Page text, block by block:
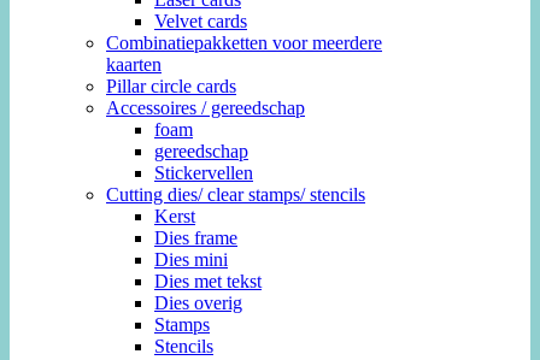
Velvet cards
Combinatiepakketten voor meerdere
kaarten
Pillar circle cards
Accessoires / gereedschap
foam
gereedschap
Stickervellen
Cutting dies/ clear stamps/ stencils
Kerst
Dies frame
Dies mini
Dies met tekst
Dies overig
Stamps
Stencils